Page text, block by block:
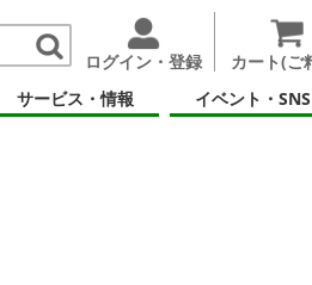
ログイン・登録 カート(ご
サービス・情報 イベント・SNS